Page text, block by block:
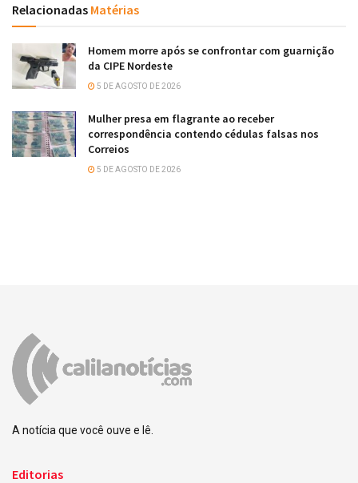
Relacionadas Matérias
Homem morre após se confrontar com guarnição
da CIPE Nordeste
5 DE AGOSTO DE 2026
Mulher presa em flagrante ao receber
correspondência contendo cédulas falsas nos
Correios
5 DE AGOSTO DE 2026
A notícia que você ouve e lê.
Editorias